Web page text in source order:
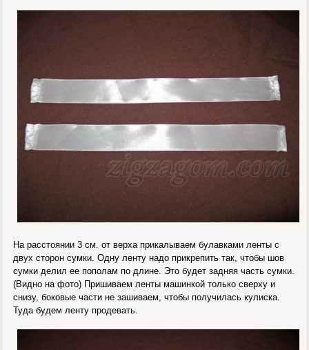
На расстоянии 3 см. от верха прикалываем булавками ленты с
двух сторон сумки. Одну ленту надо прикрепить так, чтобы шов
сумки делил ее пополам по длине. Это будет задняя часть сумки.
(Видно на фото) Пришиваем ленты машинкой только сверху и
снизу, боковые части не зашиваем, чтобы получилась кулиска.
Туда будем ленту продевать.